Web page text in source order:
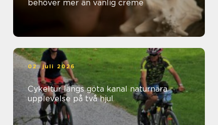
behöver mer än vanlig creme
02. juli 2026
Cykeltur längs göta kanal naturnära
upplevelse på två hjul